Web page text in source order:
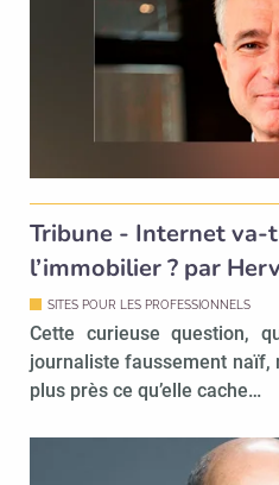
Tribune - Internet va-
l’immobilier ? par
SITES POUR LES PROFESSIONNELS
Cette curieuse question,
journaliste faussement naïf,
plus près ce qu’elle cache…